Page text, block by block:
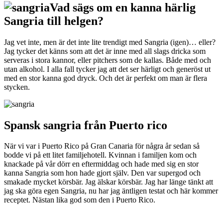
Vad sägs om en kanna härlig
Sangria till helgen?
Jag vet inte, men är det inte lite trendigt med Sangria (igen)… eller?
Jag tycker det känns som att det är inne med all slags dricka som
serveras i stora kannor, eller pitchers som de kallas. Både med och
utan alkohol. I alla fall tycker jag att det ser härligt och generöst ut
med en stor kanna god dryck. Och det är perfekt om man är flera
stycken.
Spansk sangria från Puerto rico
När vi var i Puerto Rico på Gran Canaria för några år sedan så
bodde vi på ett litet familjehotell. Kvinnan i familjen kom och
knackade på vår dörr en eftermiddag och hade med sig en stor
kanna Sangria som hon hade gjort själv. Den var supergod och
smakade mycket körsbär. Jag älskar körsbär. Jag har länge tänkt att
jag ska göra egen Sangria, nu har jag äntligen testat och här kommer
receptet. Nästan lika god som den i Puerto Rico.